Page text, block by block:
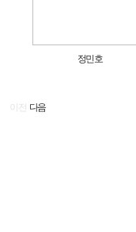
정민호
이전 다음